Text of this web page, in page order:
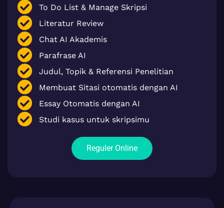
To Do List & Manage Skripsi
Literatur Review
Chat AI Akademis
Parafrase AI
Judul, Topik & Referensi Penelitian
Membuat Sitasi otomatis dengan AI
Essay Otomatis dengan AI
Studi kasus untuk skripsimu
Reguler Online